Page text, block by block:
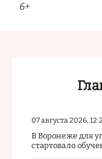
6+
07 августа 2026,
В Воронеже для
стартовало